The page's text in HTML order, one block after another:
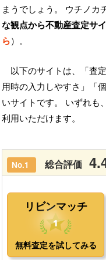
まうでしょう。 ウチノカ
な観点から不動産査定サ
ら）。
以下のサイトは、「査
用時の入力しやすさ」「
いサイトです。 いずれも
利用いただけます。